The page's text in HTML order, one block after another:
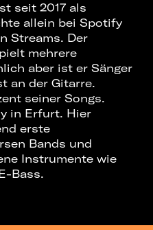
seit 2017 als
allein bei Spotify
Streams. Der
mehrere
aber ist er Sänger
an der Gitarre.
seiner Songs.
in Erfurt. Hier
erste
Bands und
Instrumente wie
Bass.